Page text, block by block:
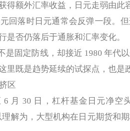
得额外汇率收益，日元走弱由此
落时日元通常会反弹一段。但
是否仍落后于通胀和汇率变化。
固定防线，却接近 1980 年代
里既是趋势延续的试探点，也是
区
30 日，杠杆基金日元净空
解为，大型机构在日元期货和